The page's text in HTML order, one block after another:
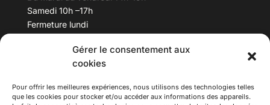
Gérer le consentement aux
cookies
Pour offrir les meilleures expériences, nous utilisons des technologies telles
que les cookies pour stocker et/ou accéder aux informations des appareils.
Samedi 10h –17h
Fermeture lundi
Téléphone : 04 78 53 06 40
maisondesculturesasiatiques@asiexpo.com